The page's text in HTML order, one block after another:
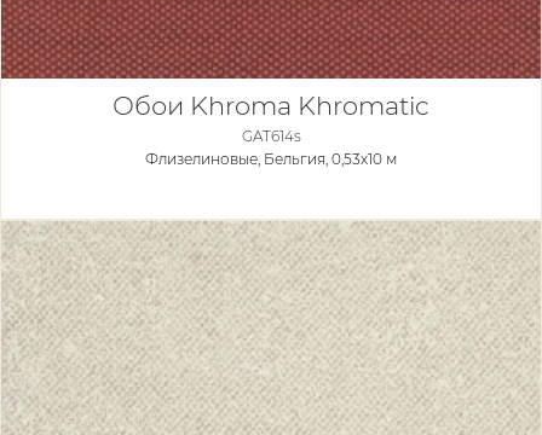
Обои Khroma Khromatic
GAT614s
Флизелиновые, Бельгия, 0,53x10 м